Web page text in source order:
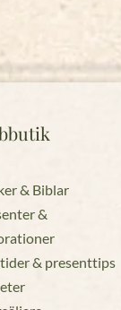
& Biblar
&
& presenttips